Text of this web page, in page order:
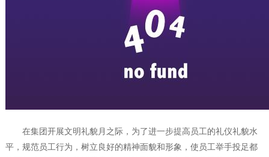
在集团开展文明礼貌月之际，为了进一步提高员工的礼仪礼貌水
平，规范员工行为，树立良好的精神面貌和形象，使员工举手投足都